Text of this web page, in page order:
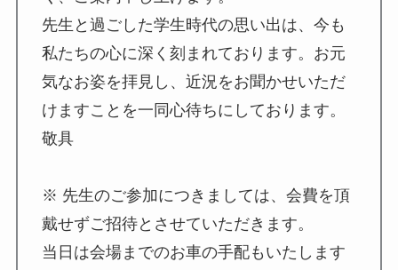
先生と過ごした学生時代の思い出は、今も
私たちの心に深く刻まれております。お元
気なお姿を拝見し、近況をお聞かせいただ
けますことを一同心待ちにしております。
敬具
※ 先生のご参加につきましては、会費を頂
戴せずご招待とさせていただきます。
当日は会場までのお車の手配もいたします